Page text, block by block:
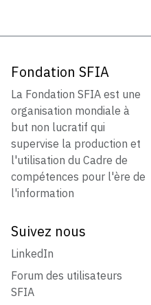
Fondation SFIA
La Fondation SFIA est une
organisation mondiale à
but non lucratif qui
supervise la production et
l'utilisation du Cadre de
compétences pour l'ère de
l'information
Suivez nous
LinkedIn
Forum des utilisateurs
SFIA